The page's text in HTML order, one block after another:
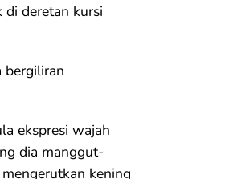
di deretan kursi
bergiliran
ekspresi wajah
dia manggut-
kening